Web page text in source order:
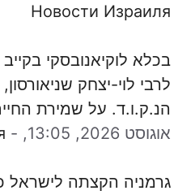
Новости Израиля
בכלא לוקיאנובסקי
לרבי לוי-יצחק
הנ.ק.ו.ד. על שמירת
אוגוסט 2026, 13:05,
-